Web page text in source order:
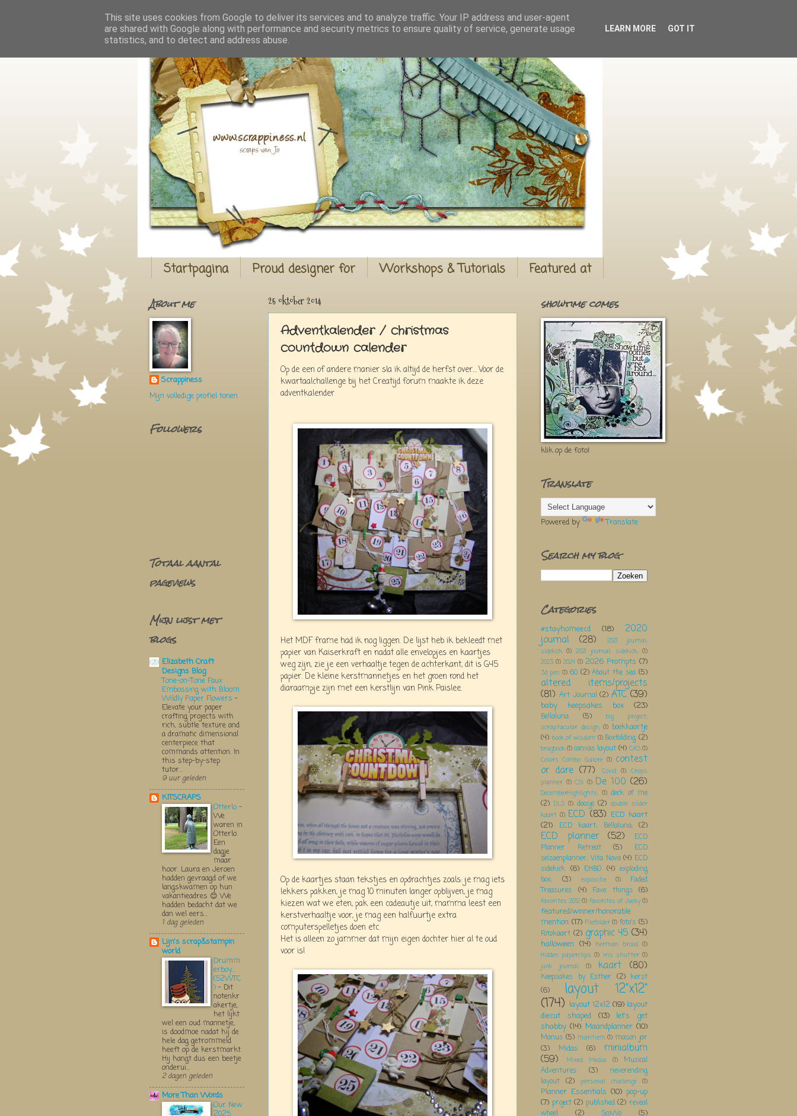
Startpagina Proud designer for Workshops & Tutorials Featured at
25 oktober 2014
Adventkalender / christmas
countdown calender
Op de een of andere manier sla ik altijd de herfst over… Voor de
kwartaalchallenge bij het Creatijd forum maakte ik deze
adventkalender
Het MDF frame had ik nog liggen. De lijst heb ik bekleedt met
papier van Kaiserkraft en nadat alle envelopjes en kaartjes
weg zijn, zie je een verhaaltje tegen de achterkant, dit is G45
papier. De kleine kerstmannetjes en het groen rond het
diaraampje zijn met een kerstlijn van Pink Paislee.
Op de kaartjes staan tekstjes en opdrachtjes zoals: je mag iets
lekkers pakken, je mag 10 minuten langer opblijven, je mag
kiezen wat we eten, pak een cadeautje uit, mamma leest een
kerstverhaaltje voor, je mag een halfuurtje extra
computerspelletjes doen etc.
Het is alleen zo jammer dat mijn eigen dochter hier al te oud
voor is!
About me
Scrappiness
Mijn volledige profiel tonen
Followers
Totaal aantal
pageviews
Mijn lijst met
blogs
Elizabeth Craft
Designs Blog
Tone-on-Tone Faux
Embossing with Bloom
Wildly Paper Flowers -
Elevate your paper
crafting projects with
rich, subtle texture and
a dramatic dimensional
centerpiece that
commands attention. In
this step-by-step
tutor...
9 uur geleden
KITSCRAPS
Otterlo -
We
waren in
Otterlo.
Een
dagje
maar
hoor. Laura en Jeroen
hadden gevraagd of we
langskwamen op hun
vakantieadres 😊 We
hadden bedacht dat we
dan wel eers...
1 dag geleden
Lijn's scrap&stampin
world
Drumm
erboy....
(52WTC
) - Dit
notenkr
akertje,
het lijkt
wel een oud mannetje,
is doodmoe nadat hij de
hele dag getrommeld
heeft op de kerstmarkt.
Hij hangt dus een beetje
onderui...
2 dagen geleden
More Than Words
Our New
showtime comes
klik op de foto!
Translate
Powered by Translate
Search my blog
Categories
#stayhomeecd (18) 2020
journal (28)
2021 journal;
sidekick (1) 2021 journal; sidekick; (1)
2023 (1) 2024 (1) 2026 Prompts (7)
3d pen (1) 60 (2) About the sea (5)
altered items/projects
(81) Art Journal (2) ATC (39)
baby keepsakes box (23)
Bellaluna (5)
big project;
scraptacular design; (1) boekkaartje
(4) book of wisdom (1) Boxfolding (2)
bragbook(1)canvas layout (4) CAS(1)
Colors Combo Galore (1) contest
or dare (77) Covid (1) Crops
planner (1) CSI (1) De 100 (26)
DecemberHighlights; (1) deck of me
(2) DLS (1) doosje (2) double slider
kaart (1) ECD (83) ECD kaart
(21)
ECD kaart; Bellaluna; (2)
ECD planner (52)
ECD
Planner Retreat
(5)
ECD
seizoenplanner; Vita Nova (4) ECD
sidekick (6) EHBO (4) exploding
box;
(3) expositie (1)
Faded
Treasures
(4) Fave things (6)
favorites 2012 (1) favorites of Jacky (1)
featured/winner/honorable
mention (17) Filefolder (1) foto's (5)
Fotokaart (2) graphic 45 (34)
halloween (14) herman brood (1)
Hidden paperclips (1) iris shutter (1)
junk journal
(1) kaart (80)
Keepsakes by Esther (2) kerst
(6)
layout 12"x12"
(174) layout 12x12 (19) layout
diecut shaped
(13)
let's get
shabby (14) Maandplanner (10)
Manus (5) maritiem (1) mason jar
(3)
Midas (6) minialbum
(59) Mixed Media (1)
Musical
Adventures
(3)
neverending
layout (2) personal challenge (1)
Planner Essentials (10) pop-up
(7) project (2) published (2) reveal
wheel
(2) ScoWo (5)
This site uses cookies from Google to deliver its services and to analyze traffic. Your IP address and user-agent
are shared with Google along with performance and security metrics to ensure quality of service, generate usage
statistics, and to detect and address abuse.
LEARN MORE GOT IT